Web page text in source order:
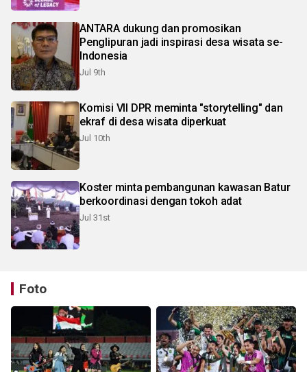
ANTARA dukung dan promosikan
Penglipuran jadi inspirasi desa wisata se-
Indonesia
Jul 9th
Komisi VII DPR meminta "storytelling" dan
ekraf di desa wisata diperkuat
Jul 10th
Koster minta pembangunan kawasan Batur
berkoordinasi dengan tokoh adat
Jul 31st
Foto